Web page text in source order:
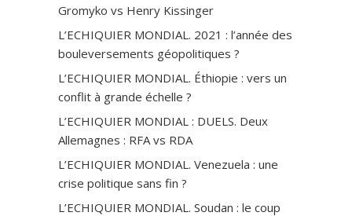
Gromyko vs Henry Kissinger
L’ECHIQUIER MONDIAL. 2021 : l’année des
bouleversements géopolitiques ?
L’ECHIQUIER MONDIAL. Éthiopie : vers un
conflit à grande échelle ?
L’ECHIQUIER MONDIAL : DUELS. Deux
Allemagnes : RFA vs RDA
L’ECHIQUIER MONDIAL. Venezuela : une
crise politique sans fin ?
L’ECHIQUIER MONDIAL. Soudan : le coup